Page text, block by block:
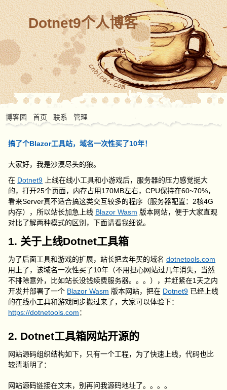
Dotnet9个人博客
博客园 首页 联系 管理
搞了个Blazor工具站，域名一次性买了10年！
大家好，我是沙漠尽头的狼。
在 Dotnet9 上线在线小工具和小游戏后，服务器的压力感觉挺大
的，打开25个页面，内存占用170MB左右，CPU保持在60~70%，
看来Server真不适合搞这类交互较多的程序（服务器配置：2核4G
内存），所以站长加急上线 Blazor Wasm 版本网站，便于大家直观
对比了解两种模式的区别，下面请看我细说。
1. 关于上线Dotnet工具箱
为了后面工具和游戏的扩展，站长把去年买的域名dotnetools.com
用上了，该域名一次性买了10年（不用担心网站过几年消失，当然
不排除意外，比如站长没钱续费服务器。。。），并赶紧在1天之内
开发并部署了一个 Blazor Wasm 版本网站，把在 Dotnet9 已经上线
的在线小工具和游戏同步搬过来了，大家可以体验下：
https://dotnetools.com：
2. Dotnet工具箱网站开源的
网站源码组织结构如下，只有一个工程，为了快速上线，代码也比
较清晰明了：
网站源码链接在文末，别再问我源码地址了。。。。